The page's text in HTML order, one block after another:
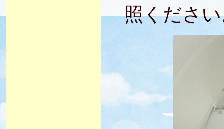
照くださ